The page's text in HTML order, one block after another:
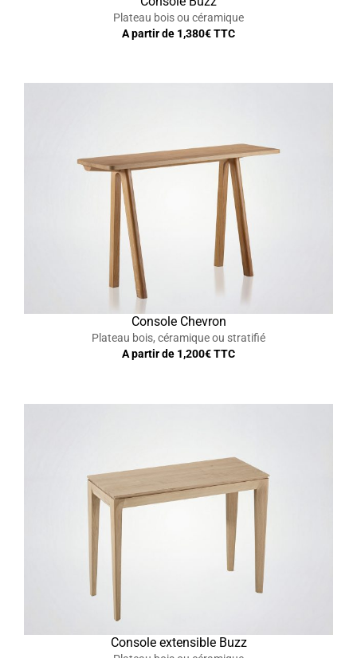
Plateau bois ou céramique
A partir de 1,380€ TTC
Console Chevron
Plateau bois, céramique ou stratifié
A partir de 1,200€ TTC
Console extensible Buzz